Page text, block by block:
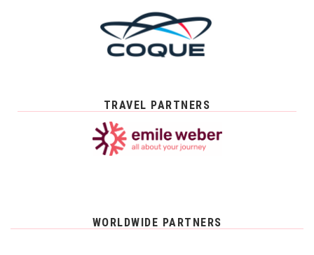
TRAVEL PARTNERS
WORLDWIDE PARTNERS